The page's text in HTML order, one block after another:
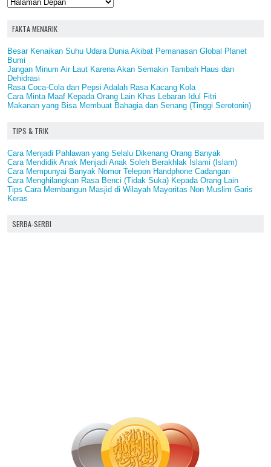
FAKTA MENARIK
Besar Kenaikan Suhu Udara Dunia Akibat Pemanasan Global Planet
Bumi
Jangan Minum Air Laut Karena Akan Semakin Tambah Haus dan
Dehidrasi
Rasa Coca-Cola dan Pepsi Adalah Rasa Kacang Kola
Cara Minta Maaf Kepada Orang Lain Khas Lebaran Idul Fitri
Makanan yang Bisa Membuat Bahagia dan Senang (Tinggi Serotonin)
TIPS & TRIK
Cara Menjadi Pahlawan yang Selalu Dikenang Orang Banyak
Cara Mendidik Anak Menjadi Anak Soleh Berakhlak Islami (Islam)
Cara Mempunyai Banyak Nomor Telepon Handphone Cadangan
Cara Menghilangkan Rasa Benci (Tidak Suka) Kepada Orang Lain
Tips Cara Membangun Masjid di Wilayah Mayoritas Non Muslim Garis
Keras
SERBA-SERBI